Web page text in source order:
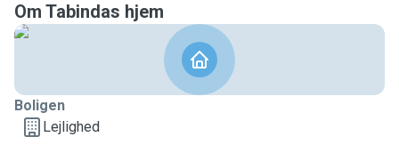
Om Tabindas hjem
Boligen
Lejlighed